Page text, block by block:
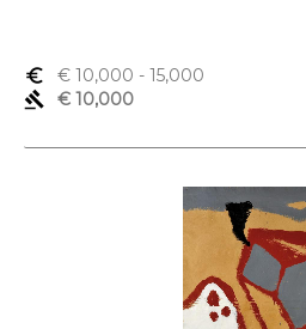
euro_symbol € 10,000 - 15,000
gavel
€ 10,000